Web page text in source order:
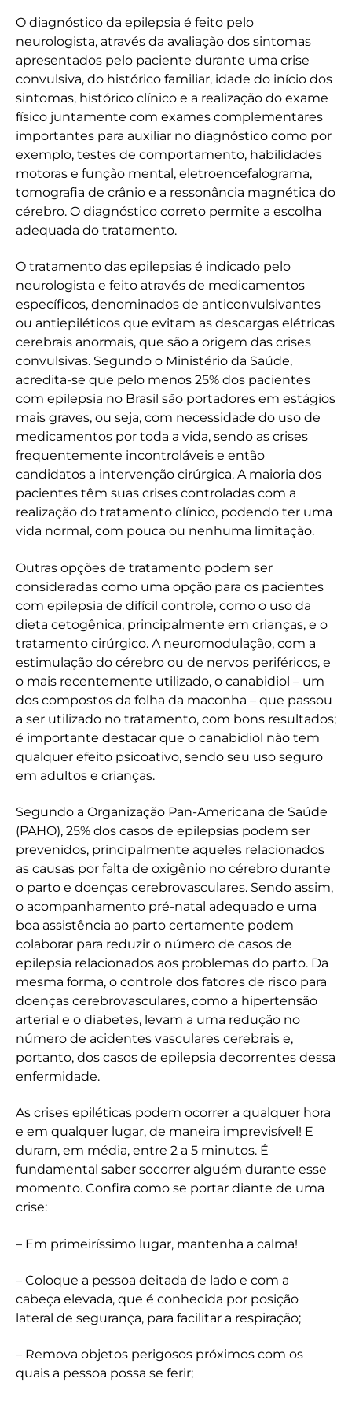
O diagnóstico da epilepsia é feito pelo
neurologista, através da avaliação dos sintomas
apresentados pelo paciente durante uma crise
convulsiva, do histórico familiar, idade do início dos
sintomas, histórico clínico e a realização do exame
físico juntamente com exames complementares
importantes para auxiliar no diagnóstico como por
exemplo, testes de comportamento, habilidades
motoras e função mental, eletroencefalograma,
tomografia de crânio e a ressonância magnética do
cérebro. O diagnóstico correto permite a escolha
adequada do tratamento.
O tratamento das epilepsias é indicado pelo
neurologista e feito através de medicamentos
específicos, denominados de anticonvulsivantes
ou antiepiléticos que evitam as descargas elétricas
cerebrais anormais, que são a origem das crises
convulsivas. Segundo o Ministério da Saúde,
acredita-se que pelo menos 25% dos pacientes
com epilepsia no Brasil são portadores em estágios
mais graves, ou seja, com necessidade do uso de
medicamentos por toda a vida, sendo as crises
frequentemente incontroláveis e então
candidatos a intervenção cirúrgica. A maioria dos
pacientes têm suas crises controladas com a
realização do tratamento clínico, podendo ter uma
vida normal, com pouca ou nenhuma limitação.
Outras opções de tratamento podem ser
consideradas como uma opção para os pacientes
com epilepsia de difícil controle, como o uso da
dieta cetogênica, principalmente em crianças, e o
tratamento cirúrgico. A neuromodulação, com a
estimulação do cérebro ou de nervos periféricos, e
o mais recentemente utilizado, o canabidiol – um
dos compostos da folha da maconha – que passou
a ser utilizado no tratamento, com bons resultados;
é importante destacar que o canabidiol não tem
qualquer efeito psicoativo, sendo seu uso seguro
em adultos e crianças.
Segundo a Organização Pan-Americana de Saúde
(PAHO), 25% dos casos de epilepsias podem ser
prevenidos, principalmente aqueles relacionados
as causas por falta de oxigênio no cérebro durante
o parto e doenças cerebrovasculares. Sendo assim,
o acompanhamento pré-natal adequado e uma
boa assistência ao parto certamente podem
colaborar para reduzir o número de casos de
epilepsia relacionados aos problemas do parto. Da
mesma forma, o controle dos fatores de risco para
doenças cerebrovasculares, como a hipertensão
arterial e o diabetes, levam a uma redu​ção no
número de acidentes vasculares cerebrais e,
portanto, dos casos de epilepsia decorrentes dessa
enfermidade.
As crises epiléticas podem ocorrer a qualquer hora
e em qualquer lugar, de maneira imprevisível! E
duram, em média, entre 2 a 5 minutos. É
fundamental saber socorrer alguém durante esse
momento. Confira como se portar diante de uma
crise:
– Em primeiríssimo lugar, mantenha a calma!
– Coloque a pessoa deitada de lado e com a
cabeça elevada, que é conhecida por posição
lateral de segurança, para facilitar a respiração;
– Remova objetos perigosos próximos com os
quais a pessoa possa se ferir;